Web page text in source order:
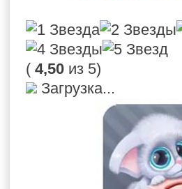
( 4,50из 5)
Загрузка...